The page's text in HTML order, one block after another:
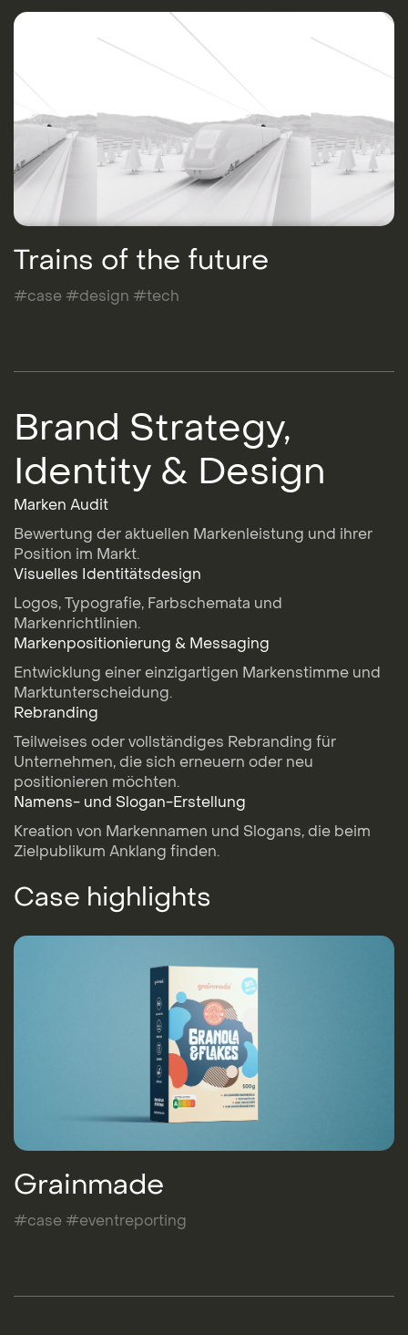
Trains of the future
#case #design #tech
Brand Strategy,
Identity & Design
Marken Audit
Bewertung der aktuellen Markenleistung und ihrer
Position im Markt.
Visuelles Identitätsdesign
Logos, Typografie, Farbschemata und
Markenrichtlinien.
Markenpositionierung & Messaging
Entwicklung einer einzigartigen Markenstimme und
Marktunterscheidung.
Rebranding
Teilweises oder vollständiges Rebranding für
Unternehmen, die sich erneuern oder neu
positionieren möchten.
Namens- und Slogan-Erstellung
Kreation von Markennamen und Slogans, die beim
Zielpublikum Anklang finden.
Case highlights
Grainmade
#case #eventreporting